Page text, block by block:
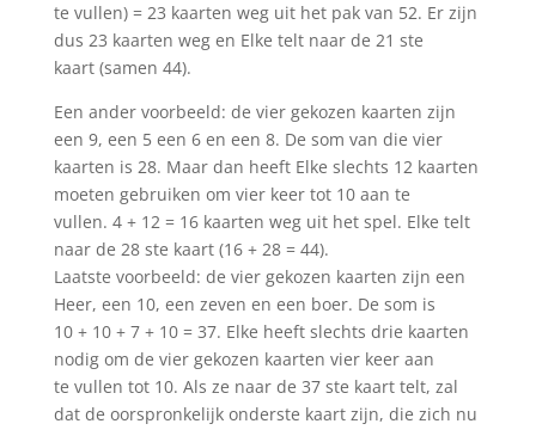
te vullen) = 23 kaarten weg uit het pak van 52. Er zijn
dus 23 kaarten weg en Elke telt naar de 21 ste
kaart (samen 44).
Een ander voorbeeld: de vier gekozen kaarten zijn
een 9, een 5 een 6 en een 8. De som van die vier
kaarten is 28. Maar dan heeft Elke slechts 12 kaarten
moeten gebruiken om vier keer tot 10 aan te
vullen. 4 + 12 = 16 kaarten weg uit het spel. Elke telt
naar de 28 ste kaart (16 + 28 = 44).
Laatste voorbeeld: de vier gekozen kaarten zijn een
Heer, een 10, een zeven en een boer. De som is
10 + 10 + 7 + 10 = 37. Elke heeft slechts drie kaarten
nodig om de vier gekozen kaarten vier keer aan
te vullen tot 10. Als ze naar de 37 ste kaart telt, zal
dat de oorspronkelijk onderste kaart zijn, die zich nu